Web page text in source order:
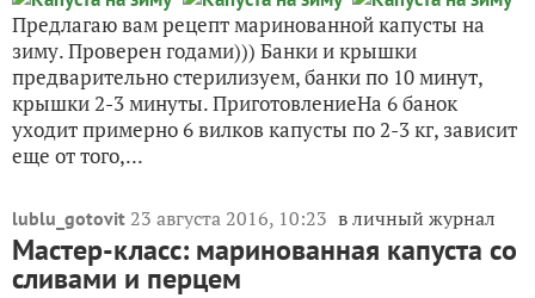
Предлагаю вам рецепт маринованной капусты на
зиму. Проверен годами))) Банки и крышки
предварительно стерилизуем, банки по 10 минут,
крышки 2-3 минуты. ПриготовлениеНа 6 банок
уходит примерно 6 вилков капусты по 2-3 кг, зависит
еще от того,...
lublu_gotovit 23 августа 2016, 10:23 в личный журнал
Мастер-класс: маринованная капуста со
сливами и перцем